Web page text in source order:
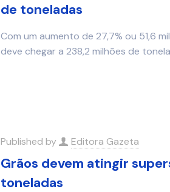
de toneladas
Com um aumento de 27,7% ou 51,6
deve chegar a 238,2 milhões de
Published by Editora Gazeta
Grãos devem atingir
toneladas